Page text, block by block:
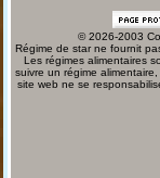
© 2026-2003
Régime de star ne fournit
Les régimes alimentaires
suivre un régime
site web ne se